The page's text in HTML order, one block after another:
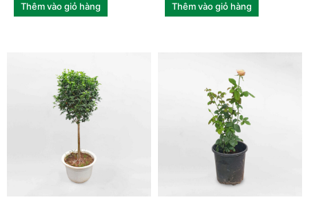
Thêm vào giỏ hàng Thêm vào giỏ hàng